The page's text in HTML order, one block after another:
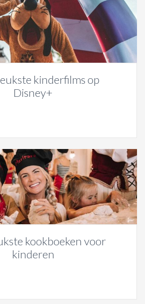
kinderfilms op
Disney+
kookboeken voor
kinderen